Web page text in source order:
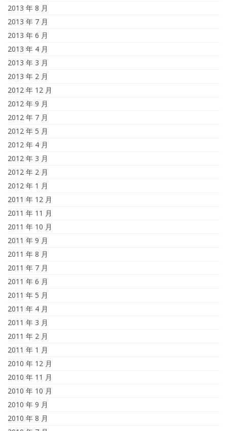
2013 年 8 月
2013 年 7 月
2013 年 6 月
2013 年 4 月
2013 年 3 月
2013 年 2 月
2012 年 12 月
2012 年 9 月
2012 年 7 月
2012 年 5 月
2012 年 4 月
2012 年 3 月
2012 年 2 月
2012 年 1 月
2011 年 12 月
2011 年 11 月
2011 年 10 月
2011 年 9 月
2011 年 8 月
2011 年 7 月
2011 年 6 月
2011 年 5 月
2011 年 4 月
2011 年 3 月
2011 年 2 月
2011 年 1 月
2010 年 12 月
2010 年 11 月
2010 年 10 月
2010 年 9 月
2010 年 8 月